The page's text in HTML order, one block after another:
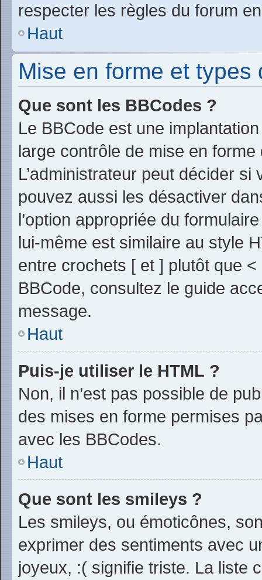
respecter les règles du forum
Haut
Mise en forme et types
Que sont les BBCodes ?
Le BBCode est une
large contrôle de mise en
L’administrateur peut décider
pouvez aussi les désactiver
l’option appropriée du
lui-même est similaire au style
entre crochets [ et ] plutôt que
BBCode, consultez le guide
message.
Haut
Puis-je utiliser le HTML ?
Non, il n’est pas possible de
des mises en forme permises
avec les BBCodes.
Haut
Que sont les smileys ?
Les smileys, ou émoticônes,
exprimer des sentiments avec
joyeux, :( signifie triste. La liste